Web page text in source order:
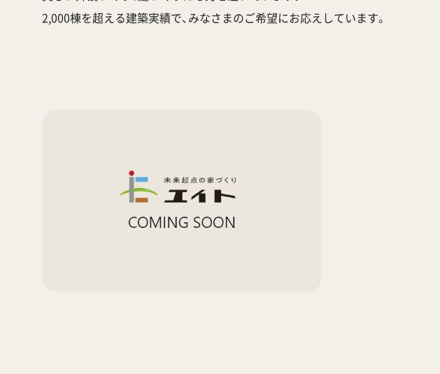
2,000棟を超える建築実績で、みなさまのご希望にお応えしています。